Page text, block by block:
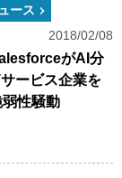
ース
2018/02/08
がAI分
ービス企業を
性騒動